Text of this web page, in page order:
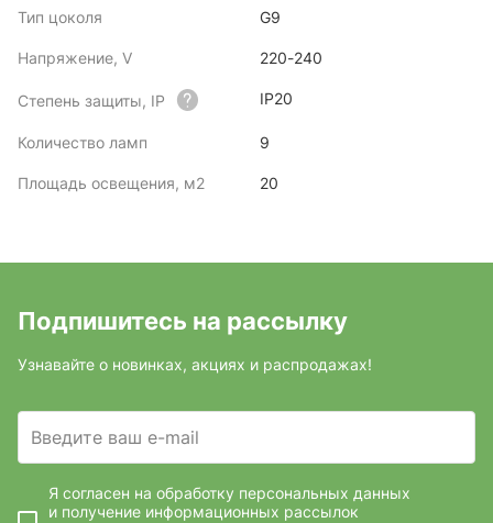
Тип цоколя G9
Напряжение, V 220-240
Степень защиты, IP IP20
Количество ламп 9
Площадь освещения, м2 20
Подпишитесь на рассылку
Узнавайте о новинках, акциях и распродажах!
Введите ваш e-mail
Я согласен на обработку персональных данных
и получение информационных рассылок